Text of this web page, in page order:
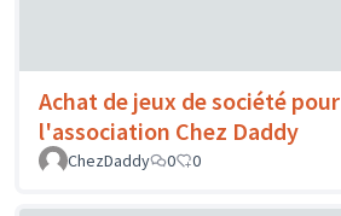
Achat de jeux de société pour
l'association Chez Daddy
ChezDaddy
0 0